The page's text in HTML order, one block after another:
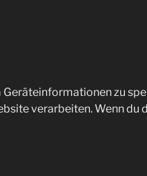
zu
verarbeiten. Wenn